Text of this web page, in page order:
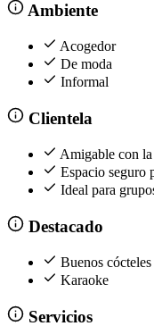
Ambiente
Acogedor
De moda
Informal
Clientela
Amigable con
Espacio seguro
Ideal para
Destacado
Buenos cócteles
Karaoke
Servicios